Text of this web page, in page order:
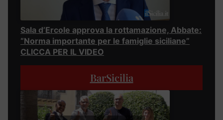
Sala d’Ercole approva la rottamazione, Abbate:
“Norma importante per le famiglie siciliane”
CLICCA PER IL VIDEO
BarSicilia